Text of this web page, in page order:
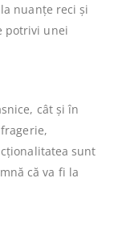
nuanțe reci și
potrivi unei
cât și în
sunt
că va fi la